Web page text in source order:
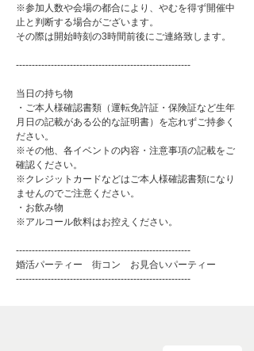
※参加人数や会場の都合により、やむを得ず開催中
止と判断する場合がございます。
その際は開始時刻の3時間前後にご連絡致します。
-------------------------------------------------------
当日の持ち物
・ご本人様確認書類（運転免許証・保険証など生年
月日の記載がある公的な証明書）を忘れずご持参く
ださい。
※その他、各イベントの内容・注意事項の記載をご
確認ください。
※クレジットカードなどはご本人様確認書類になり
ませんのでご注意ください。
・お飲み物
※アルコール飲料はお控えください。
-------------------------------------------------------
婚活パーティー 街コン お見合いパーティー
-------------------------------------------------------